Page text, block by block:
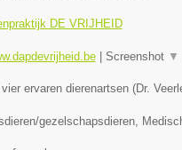
DE VRIJHEID
| Screenshot ▼
ervaren dierenartsen (Dr.
gezelschapsdieren,